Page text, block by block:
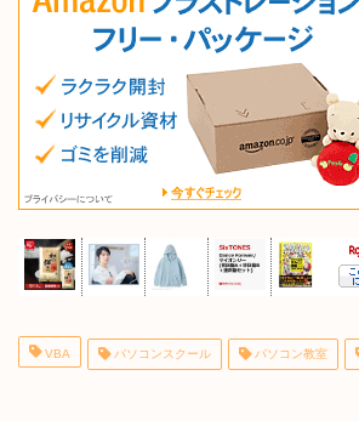
VBA パソコンスクール パソコン教室